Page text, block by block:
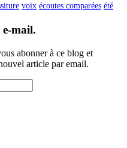
voix écoutes comparées été
mail.
abonner à ce blog et
article par email.